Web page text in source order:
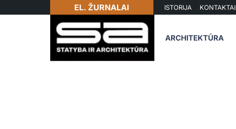
EL. ŽURNALAI ISTORIJA KONTAKTAI
ARCHITEKTŪRA